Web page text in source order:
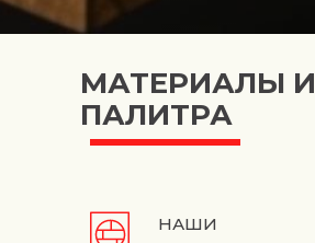
МАТЕРИАЛЫ И
ПАЛИТРА
НАШИ